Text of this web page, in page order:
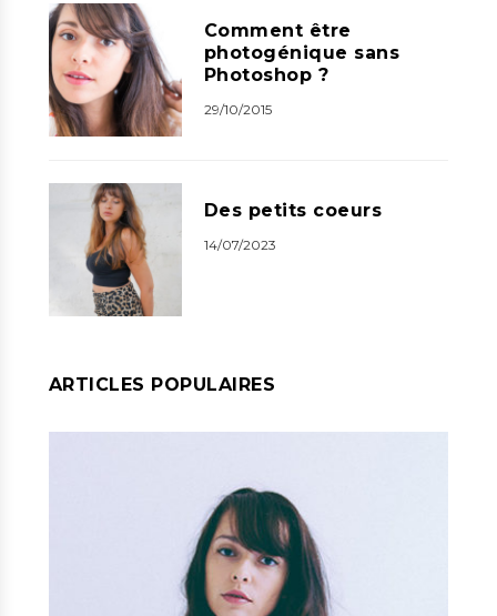
Comment être
photogénique sans
Photoshop ?
29/10/2015
Des petits coeurs
14/07/2023
ARTICLES POPULAIRES